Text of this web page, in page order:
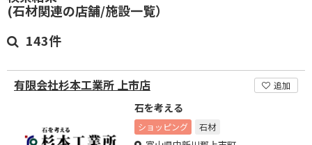
(石材関連の店舗/施設一覧）
143件
有限会社杉本工業所 上市店 追加
石を考える
ショッピング 石材